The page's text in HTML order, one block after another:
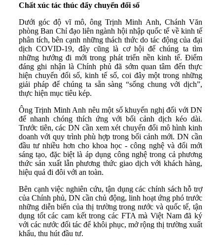
Chất xúc tác thúc đẩy chuyển đổi số
Dưới góc độ vĩ mô, ông Trịnh Minh Anh, Chánh Văn
phòng Ban Chỉ đạo liên ngành hội nhập quốc tế về kinh tế
phân tích, bên cạnh những thách thức do tác động của đại
dịch COVID-19, đây cũng là cơ hội để chúng ta tìm
những hướng đi mới trong phát triển nền kinh tế. Điểm
đáng ghi nhận là Chính phủ đã sớm quan tâm đến thực
hiện chuyển đổi số, kinh tế số, coi đây một trong những
giải pháp để chúng ta sẵn sàng “sống chung với dịch”,
thực hiện mục tiêu kép.
Ông Trịnh Minh Anh nêu một số khuyến nghị đối với DN
để nhanh chóng thích ứng với bối cảnh dịch kéo dài.
Trước tiên, các DN cần xem xét chuyển đổi mô hình kinh
doanh với quy trình phù hợp trong bối cảnh mới. DN cần
đầu tư nhiều hơn cho khoa học - công nghệ và đổi mới
sáng tạo, đặc biệt là áp dụng công nghệ trong cả phương
thức sản xuất lẫn phương thức giao dịch với khách hàng,
hiệu quả đi đôi với an toàn.
Bên cạnh việc nghiên cứu, tận dụng các chính sách hỗ trợ
của Chính phủ, DN cần chủ động, linh hoạt ứng phó trước
những diễn biến của thị trường trong nước và quốc tế, tận
dụng tốt các cam kết trong các FTA mà Việt Nam đã ký
với các nước đối tác để khôi phục, mở rộng thị trường xuất
khẩu, thu hút đầu tư.